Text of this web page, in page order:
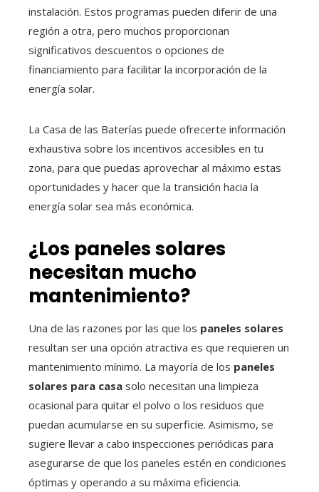
instalación. Estos programas pueden diferir de una
región a otra, pero muchos proporcionan
significativos descuentos o opciones de
financiamiento para facilitar la incorporación de la
energía solar.
La Casa de las Baterías puede ofrecerte información
exhaustiva sobre los incentivos accesibles en tu
zona, para que puedas aprovechar al máximo estas
oportunidades y hacer que la transición hacia la
energía solar sea más económica.
¿Los paneles solares
necesitan mucho
mantenimiento?
Una de las razones por las que los paneles solares
resultan ser una opción atractiva es que requieren un
mantenimiento mínimo. La mayoría de los paneles
solares para casa solo necesitan una limpieza
ocasional para quitar el polvo o los residuos que
puedan acumularse en su superficie. Asimismo, se
sugiere llevar a cabo inspecciones periódicas para
asegurarse de que los paneles estén en condiciones
óptimas y operando a su máxima eficiencia.